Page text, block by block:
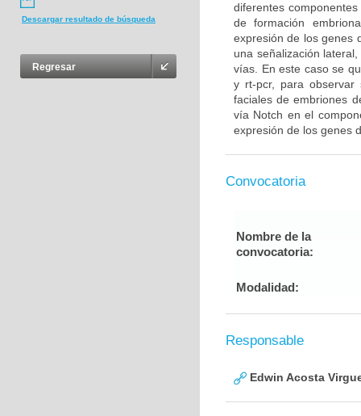
Descargar resultado de búsqueda
Regresar
diferentes
de formación
expresión de los genes
una señalización
vías. En este caso se
y rt-pcr, para observar
faciales de embriones
vía Notch en el
expresión de los genes
Convocatoria
Nombre de la
convocatoria:
Modalidad:
Responsable
Edwin Acosta